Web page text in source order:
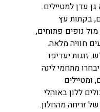
עדן למטיילים.
בקתות עץ
נופים פתוחים,
חוויה מלאה.
זוגות יעדיפו
מתחמי לינה
ומטיילים
ללון באוהלי
זריחה מהחלון.